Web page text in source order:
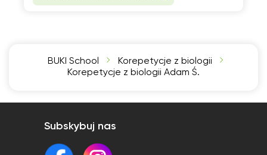
BUKI School
Korepetycje z biologii
Korepetycje z biologii Adam Ś.
Subskybuj nas